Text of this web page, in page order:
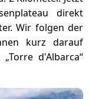
direkt
Wir folgen der
kurz darauf
d'Albarca“